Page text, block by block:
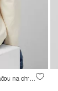
Voľný strih s dlhým rukávom a veľkou potlačou na chrbte